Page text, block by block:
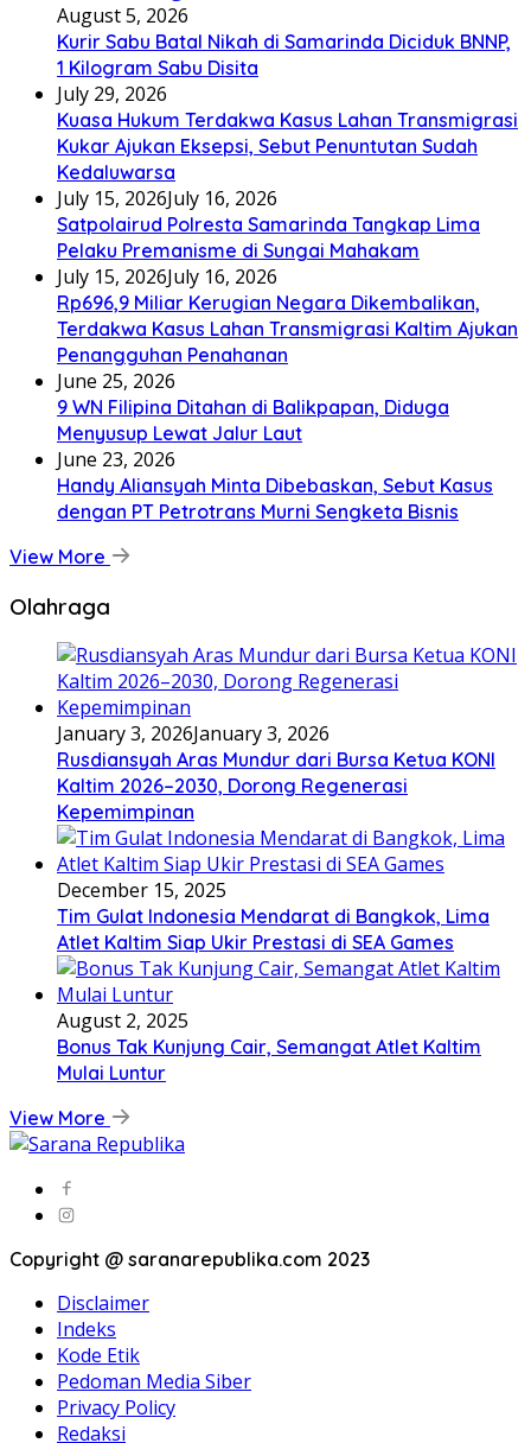
August 5, 2026
Kurir Sabu Batal Nikah di Samarinda Diciduk BNNP,
1 Kilogram Sabu Disita
July 29, 2026
Kuasa Hukum Terdakwa Kasus Lahan Transmigrasi
Kukar Ajukan Eksepsi, Sebut Penuntutan Sudah
Kedaluwarsa
July 15, 2026July 16, 2026
Satpolairud Polresta Samarinda Tangkap Lima
Pelaku Premanisme di Sungai Mahakam
July 15, 2026July 16, 2026
Rp696,9 Miliar Kerugian Negara Dikembalikan,
Terdakwa Kasus Lahan Transmigrasi Kaltim Ajukan
Penangguhan Penahanan
June 25, 2026
9 WN Filipina Ditahan di Balikpapan, Diduga
Menyusup Lewat Jalur Laut
June 23, 2026
Handy Aliansyah Minta Dibebaskan, Sebut Kasus
dengan PT Petrotrans Murni Sengketa Bisnis
View More
Olahraga
January 3, 2026January 3, 2026
Rusdiansyah Aras Mundur dari Bursa Ketua KONI
Kaltim 2026–2030, Dorong Regenerasi
Kepemimpinan
December 15, 2025
Tim Gulat Indonesia Mendarat di Bangkok, Lima
Atlet Kaltim Siap Ukir Prestasi di SEA Games
August 2, 2025
Bonus Tak Kunjung Cair, Semangat Atlet Kaltim
Mulai Luntur
View More
Copyright @ saranarepublika.com 2023
Disclaimer
Indeks
Kode Etik
Pedoman Media Siber
Privacy Policy
Redaksi